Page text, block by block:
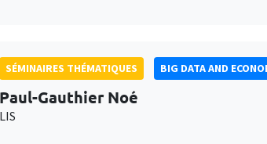
SÉMINAIRES THÉMATIQUES BIG DATA AND
Paul-Gauthier Noé
LIS